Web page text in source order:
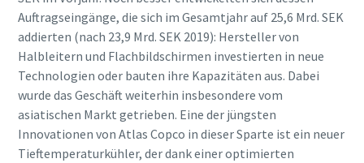
Auftragseingänge, die sich im Gesamtjahr auf 25,6 Mrd. SEK
addierten (nach 23,9 Mrd. SEK 2019): Hersteller von
Halbleitern und Flachbildschirmen investierten in neue
Technologien oder bauten ihre Kapazitäten aus. Dabei
wurde das Geschäft weiterhin insbesondere vom
asiatischen Markt getrieben. Eine der jüngsten
Innovationen von Atlas Copco in dieser Sparte ist ein neuer
Tieftemperaturkühler, der dank einer optimierten